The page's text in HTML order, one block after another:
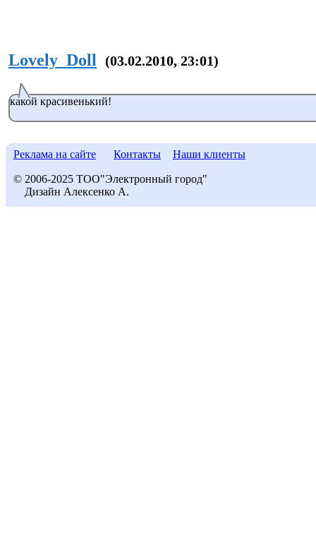
Lovely_Doll (03.02.2010, 23:01)
какой красивенький!
Реклама на сайте Контакты Наши клиенты
© 2006-2025 ТОО"Электронный город"
Дизайн Алексенко А.